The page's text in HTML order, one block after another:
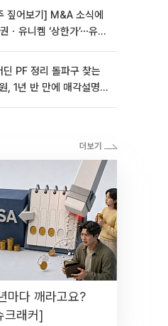
짚어보기] M&A 소식에
ㆍ유니켐 ‘상한가’⋯유증
, 1년 반 만에 매각설명회
마다 깨라고요?
크래커]